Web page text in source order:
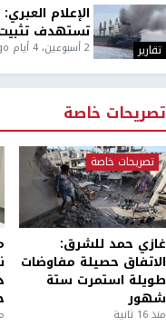
تقارير
الإعلام
تستهدف
2 أسبوعين، 4 أيام ago
تصريحات خاصة
تصريحات خاصة
غازي حمد للشرق:
الاتفاق حصيلة مفاوضات
طويلة استمرت ستة
شهور
منذ 16 ثانية